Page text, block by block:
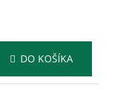
DO KOŠÍKA